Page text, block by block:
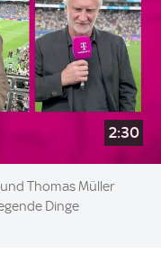
2:30
Thomas Müller
Dinge